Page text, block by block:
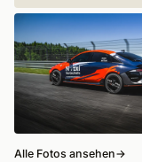
Alle Fotos ansehen→